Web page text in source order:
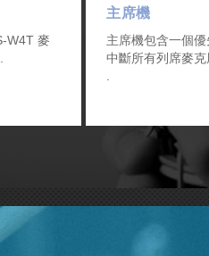
W4T 麥
主席機
主席機包含一個
中斷所有列席麥